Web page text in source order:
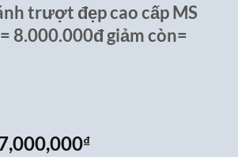
trượt đẹp cao cấp MS
8.000.000đ giảm còn=
₫Giá